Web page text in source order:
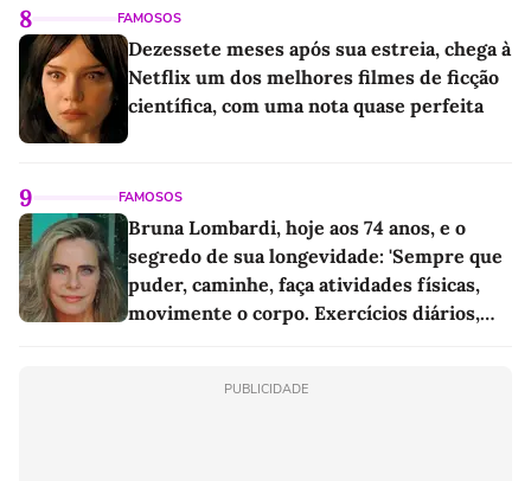
8 FAMOSOS
Dezessete meses após sua estreia, chega à
Netflix um dos melhores filmes de ficção
científica, com uma nota quase perfeita
9 FAMOSOS
Bruna Lombardi, hoje aos 74 anos, e o
segredo de sua longevidade: 'Sempre que
puder, caminhe, faça atividades físicas,
movimente o corpo. Exercícios diários,
PUBLICIDADE